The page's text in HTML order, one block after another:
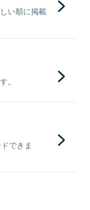
い順に掲載
。
できま